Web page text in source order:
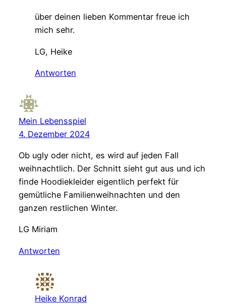
über deinen lieben Kommentar freue ich
mich sehr.
LG, Heike
Antworten
Mein Lebensspiel
4. Dezember 2024
Ob ugly oder nicht, es wird auf jeden Fall
weihnachtlich. Der Schnitt sieht gut aus und ich
finde Hoodiekleider eigentlich perfekt für
gemütliche Familienweihnachten und den
ganzen restlichen Winter.
LG Miriam
Antworten
Heike Konrad